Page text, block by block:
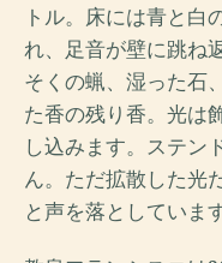
トル。床には青と白
れ、足音が壁に跳ね
そくの蝋、湿った石
た香の残り香。光は
し込みます。ステン
ん。ただ拡散した光
と声を落としています